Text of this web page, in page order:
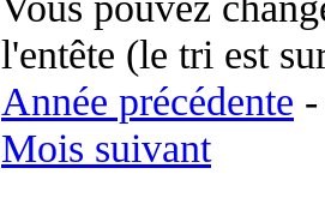
l'entête (le tri est
Année précédente -
Mois suivant